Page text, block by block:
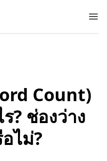
Count)
? ช่องว่าง
ไม่?